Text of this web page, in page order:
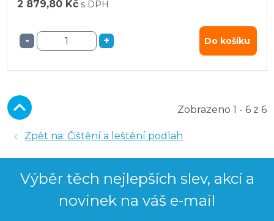
2 879,80 Kč s DPH
- + Do košíku
Zobrazeno 1 - 6 z 6
Zpět na: Čištění a leštění podlah
Výběr těch nejlepších slev, akcí a
novinek na váš e-mail